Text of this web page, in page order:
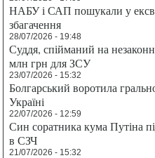
НАБУ і САП пошукали у
збагачення
28/07/2026 - 19:48
Суддя, спійманий на
млн грн для ЗСУ
23/07/2026 - 15:32
Болгарський воротила
Україні
22/07/2026 - 12:59
Син соратника кума Путіна
в СЗЧ
21/07/2026 - 15:32